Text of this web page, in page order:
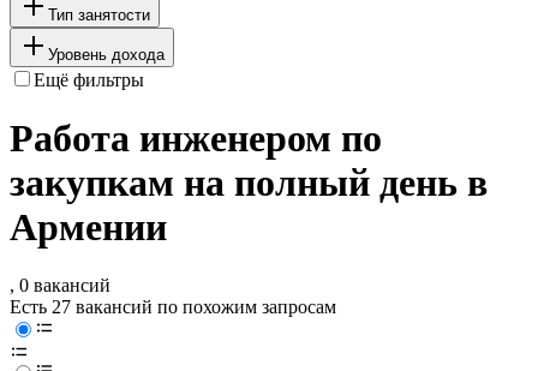
Тип занятости
Уровень дохода
Ещё фильтры
Работа инженером по
закупкам на полный день в
Армении
, 0 вакансий
Есть 27 вакансий по похожим запросам